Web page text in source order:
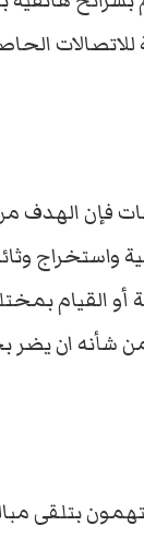
للاتصالات
فإن الهدف
واستخراج
أو القيام
شأنه ان يضر
بتلقى